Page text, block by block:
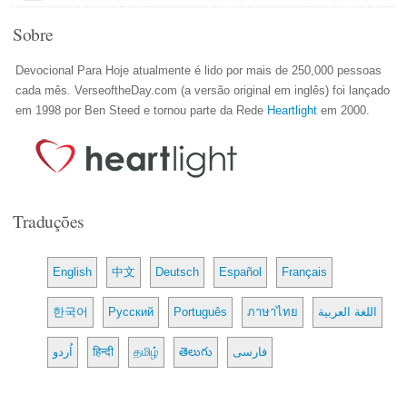
Sobre
Devocional Para Hoje atualmente é lido por mais de 250,000 pessoas
cada mês. VerseoftheDay.com (a versão original em inglês) foi lançado
em 1998 por Ben Steed e tornou parte da Rede Heartlight em 2000.
Traduções
English 中文 Deutsch Español Français
한국어 Русский Português ภาษาไทย اللغة العربية
اُردو हिन्दी தமிழ் తెలుగు فارسی